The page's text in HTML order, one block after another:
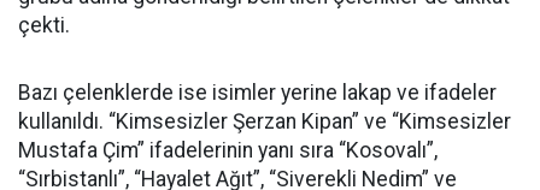
çekti.
Bazı çelenklerde ise isimler yerine lakap ve ifadeler
kullanıldı. “Kimsesizler Şerzan Kipan” ve “Kimsesizler
Mustafa Çim” ifadelerinin yanı sıra “Kosovalı”,
“Sırbistanlı”, “Hayalet Ağıt”, “Siverekli Nedim” ve